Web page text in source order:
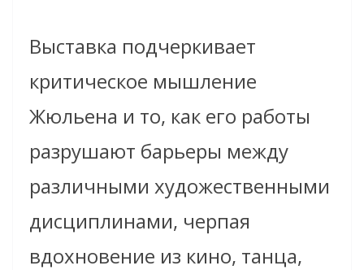
Выставка подчеркивает
критическое мышление
Жюльена и то, как его работы
разрушают барьеры между
различными художественными
дисциплинами, черпая
вдохновение из кино, танца,